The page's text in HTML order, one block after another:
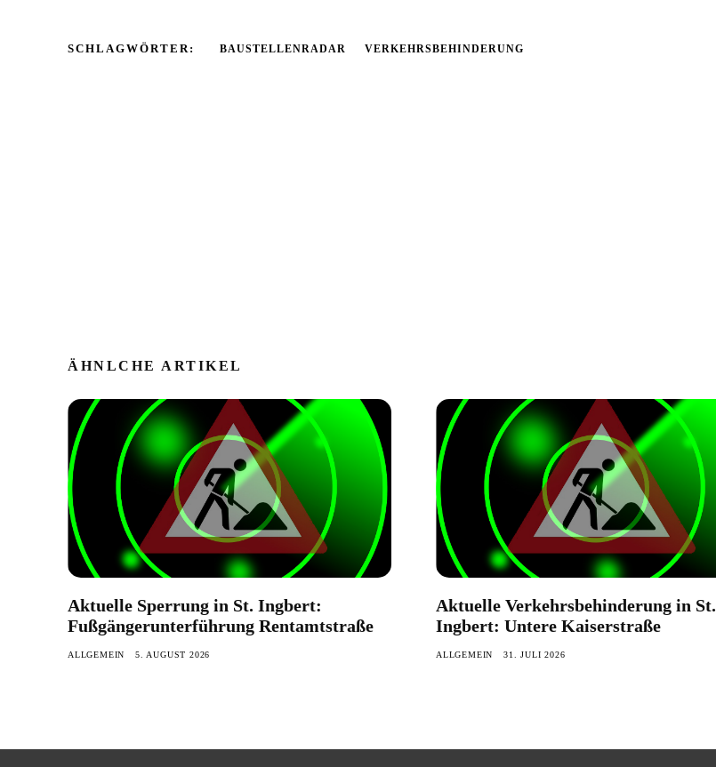
SCHLAGWÖRTER: BAUSTELLENRADAR VERKEHRSBEHINDERUNG
ÄHNLCHE ARTIKEL
Aktuelle Sperrung in St. Ingbert:
Fußgängerunterführung Rentamtstraße
ALLGEMEIN 5. AUGUST 2026
Aktuelle Verkehrsbehinderung in St.
Ingbert: Untere Kaiserstraße
ALLGEMEIN 31. JULI 2026